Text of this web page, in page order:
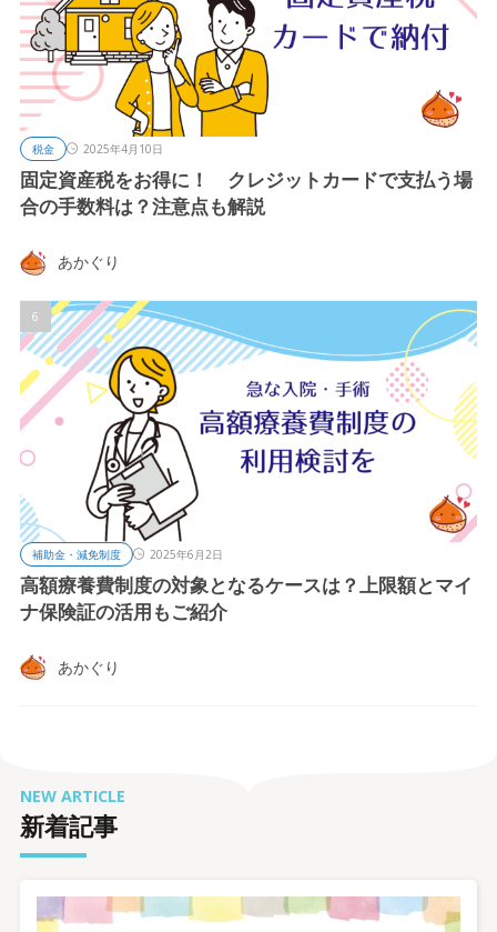
税金 2025年4月10日
固定資産税をお得に！ クレジットカードで支払う場
合の手数料は？注意点も解説
あかぐり
補助金・減免制度 2025年6月2日
高額療養費制度の対象となるケースは？上限額とマイ
ナ保険証の活用もご紹介
あかぐり
新着記事
NEW ARTICLE